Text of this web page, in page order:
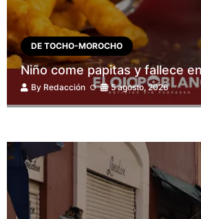
DE TOCHO-MOROCHO
Niño come papitas y fallece
By Redacción 5 agosto, 2026